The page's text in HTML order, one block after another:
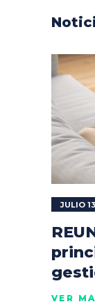
JULIO
VER